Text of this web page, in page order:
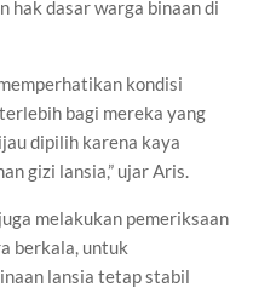
hak dasar warga binaan di
kondisi
bagi mereka yang
dipilih karena kaya
gizi lansia,” ujar Aris.
melakukan pemeriksaan
berkala, untuk
lansia tetap stabil